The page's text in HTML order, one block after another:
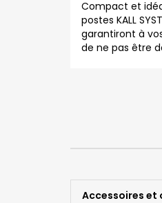
Compact et
postes KALL
garantiront à
de ne pas être
Accessoires et